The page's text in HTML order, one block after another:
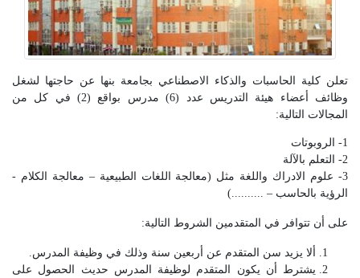
تعلن كلية الحاسبات والذكاء الاصطناعي بجامعة بنها عن حاجتها لشغل
وظائف أعضاء هيئة التدريس عدد (6) مدرس بواقع (2) في كل من
المجالات التالية:
1- الروبوتات
2- التعلم بالآلة
3- علوم الادراك واللغة مثل (معالجة اللغات الطبيعية – معالجة الكلام -
الرؤية بالحاسب – ..........)
على أن تتوافر في المتقدمين الشروط التالية:
ألا يزيد سن المتقدم عن أربعين سنة وذلك في وظيفة المدرس.
يشترط أن يكون المتقدم لوظيفة المدرس حديث الحصول على